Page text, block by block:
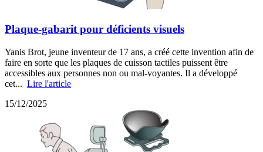
Plaque-gabarit pour déficients visuels
Yanis Brot, jeune inventeur de 17 ans, a créé cette invention afin de
faire en sorte que les plaques de cuisson tactiles puissent être
accessibles aux personnes non ou mal-voyantes. Il a développé
cet... Lire l'article
15/12/2025